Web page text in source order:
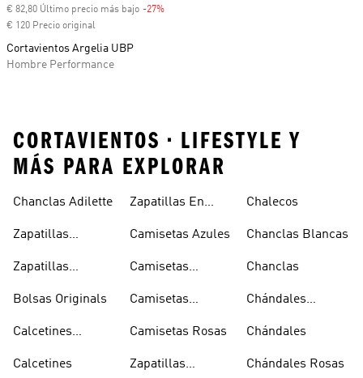
€ 82,80 Último precio más bajo -27%
€ 120 Precio original
Cortavientos Argelia UBP
Hombre Performance
CORTAVIENTOS • LIFESTYLE Y
MÁS PARA EXPLORAR
Chanclas Adilette
Zapatillas
Zapatillas
Blancas
Bolsas Originals
Calcetines
Blancos
Calcetines
Zapatillas En
Camisetas Azules
Camisetas
Camisetas
Camisetas Rosas
Zapatillas
Chalecos
Chanclas Blancas
Chanclas
Chándales
Chándales
Chándales Rosas